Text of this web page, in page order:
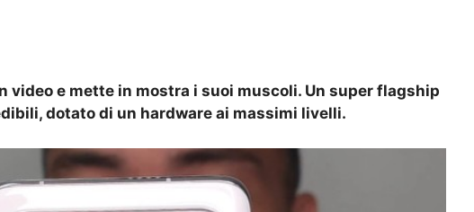
video e mette in mostra i suoi muscoli. Un super flagship
dotato di un hardware ai massimi livelli.